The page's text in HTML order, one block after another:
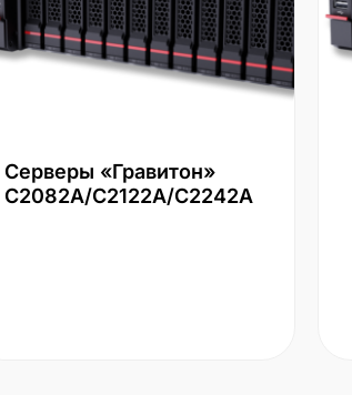
Серверы «Гравитон»
С2082А/С2122А/С2242А